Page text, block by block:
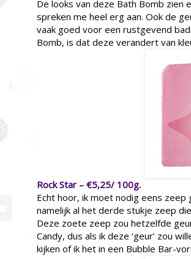
De looks van deze Bath Bomb
spreken me heel erg aan. Ook de
vaak goed voor een rustgevend
Bomb, is dat deze verandert van
Rock Star – €5,25/ 100g.
Echt hoor, ik moet nodig eens zeep
namelijk al het derde stukje zeep
Deze zoete zeep zou hetzelfde
Candy, dus als ik deze ‘geur’ zou
kijken of ik het in een Bubble Bar-